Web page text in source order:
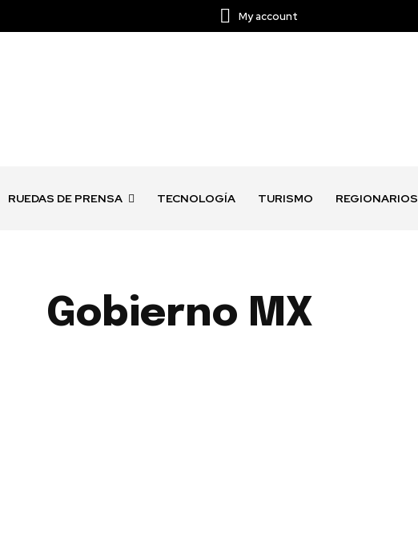
My account
RUEDAS DE PRENSA TECNOLOGÍA TURISMO REGIONARIOS
Gobierno MX